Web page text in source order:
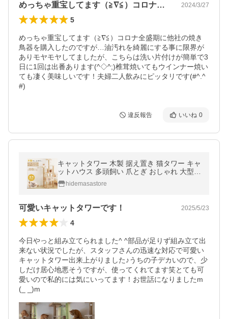
めっちゃ重宝してます（≧∇≦）コロナ全… 2024/3/27
5
めっちゃ重宝してます（≧∇≦）コロナ全盛期に他社の焼き
鳥器を購入したのですが…油汚れを綺麗にする事に限界が
ありモヤモヤしてましたが、こちらは洗い片付けが簡単で3
日に1回は出番あります(^◇^;)椎茸焼いてもウインナー焼い
ても凄く美味しいです！夫婦二人飲みにピッタリです(#^.^
#)
違反報告 いいね 0
キャットタワー 木製 据え置き 猫タワー キャ
ットハウス 多頭飼い 爪とぎ おしゃれ 大型猫
透明宇宙船 安定性抜群 猫ハウス ネコ 猫用
運動不足 cat-t180爆買
hidemasastore
可愛いキャットタワーです！ 2025/5/23
4
今日やっと組み立てられました^ ^部品が足りず組み立て出
来ない状況でしたが、スタッフさんの迅速な対応で可愛い
キャットタワー出来上がりました♪うちの子デカいので、少
しだけ居心地悪そうですが、使ってくれてます笑とても可
愛いので私的には気にいってます！お世話になりましたm
(_ _)m